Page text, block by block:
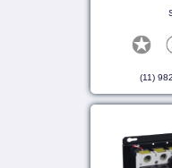
(11)